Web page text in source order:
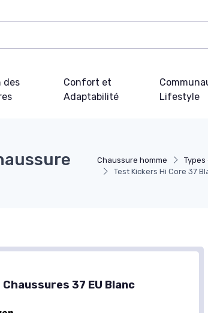
des
Confort et
Adaptabilité
Lifestyle
Chaussure homme
Test Kickers Hi Core 37
37 EU Blanc